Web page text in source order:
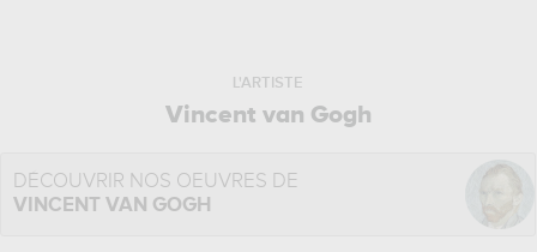
L'ARTISTE
Vincent van Gogh
DÉCOUVRIR NOS OEUVRES DE
VINCENT VAN GOGH